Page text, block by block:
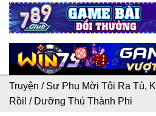
Truyện / Sư Phụ Mời Tôi Ra Tù,
Rồi! / Dưỡng Thú Thành Phi